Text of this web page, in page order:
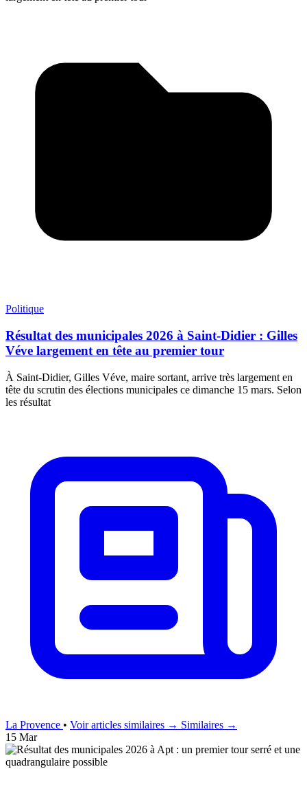
Politique
Résultat des municipales 2026 à Saint-Didier : Gilles
Véve largement en tête au premier tour
À Saint-Didier, Gilles Véve, maire sortant, arrive très largement en
tête du scrutin des élections municipales ce dimanche 15 mars. Selon
les résultat
La Provence • Voir articles similaires → Similaires →
15 Mar